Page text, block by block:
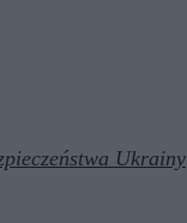
Ukrainy